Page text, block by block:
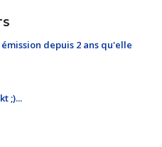
depuis 2 ans qu'elle
;)...